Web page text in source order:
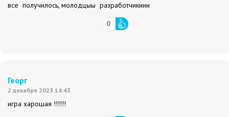
все получилось, молодцыы разработчикиии
0
Георг
2 декабря 2023 14:43
игра харошая !!!!!!